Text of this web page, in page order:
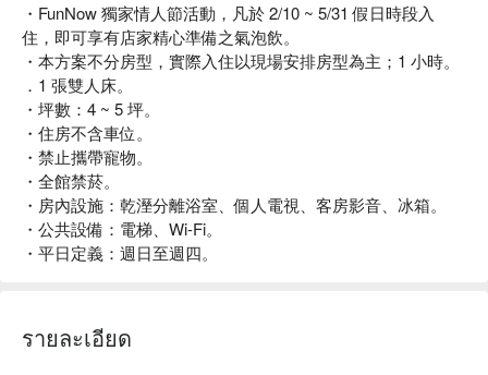
・FunNow 獨家情人節活動，凡於 2/10 ~ 5/31 假日時段入
住，即可享有店家精心準備之氣泡飲。
・本方案不分房型，實際入住以現場安排房型為主；1 小時。
．1 張雙人床。
・坪數：4 ~ 5 坪。
・住房不含車位。
・禁止攜帶寵物。
・全館禁菸。
・房內設施：乾溼分離浴室、個人電視、客房影音、冰箱。
・公共設備：電梯、Wi-Fi。
・平日定義：週日至週四。
รายละเอียด